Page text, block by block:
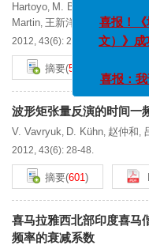
Hartoyo, M. Bayly
Martin, 王新洋 阮爱国,吕春来
2012, 43(6): 22-27.
摘要(545
波形矩张量反演的时间一
V. Vavryuk, D. Kühn, 赵仲和,
2012, 43(6): 28-48.
摘要(601)
喜马拉雅西北部印度喜马
频率的衰减系数
喜报！《
文）》成
喜报：我